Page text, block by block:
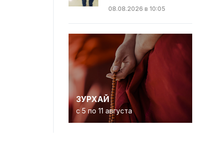
08.08.2026 в 10:05
ЗУРХАЙ
с 5 по 11 августа